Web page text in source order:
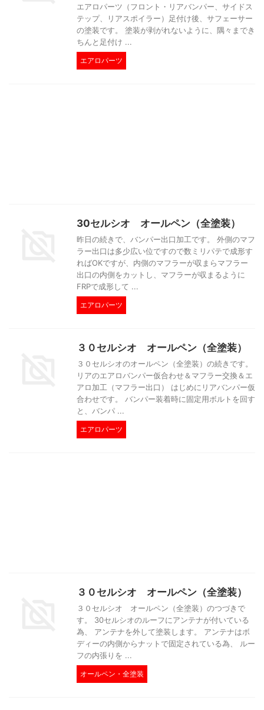
エアロパーツ（フロント・リアバンパー、サイドス
テップ、リアスポイラー）足付け後、サフェーサー
の塗装です。 塗装が剥がれないように、隅々までき
ちんと足付け ...
エアロパーツ
30セルシオ オールペン（全塗装）
昨日の続きで、バンパー出口加工です。 外側のマフ
ラー出口は多少広い位ですので数ミリパテで成形す
ればOKですが、内側のマフラーが収まらマフラー
出口の内側をカットし、マフラーが収まるように
FRPで成形して ...
エアロパーツ
３０セルシオ オールペン（全塗装）
３０セルシオのオールペン（全塗装）の続きです。
リアのエアロバンパー仮合わせ＆マフラー交換＆エ
アロ加工（マフラー出口） はじめにリアバンパー仮
合わせです。 バンパー装着時に固定用ボルトを回す
と、バンパ ...
エアロパーツ
３０セルシオ オールペン（全塗装）
３０セルシオ オールペン（全塗装）のつづきで
す。 30セルシオのルーフにアンテナが付いている
為、 アンテナを外して塗装します。 アンテナはボ
ディーの内側からナットで固定されている為、 ルー
フの内張りを ...
オールペン・全塗装